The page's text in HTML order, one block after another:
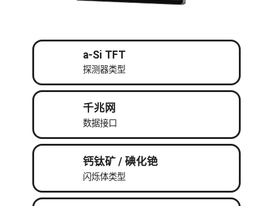
a-Si TFT
探测器类型
千兆网
数据接口
钙钛矿 / 碘化铯
闪烁体类型